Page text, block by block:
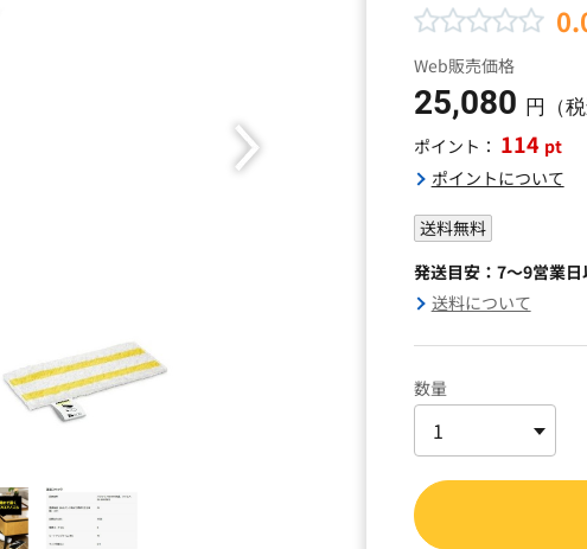
Web販売価格
25,080 円（税
ポイント： 114 pt
ポイントについて
送料無料
発送目安：7～9営業
送料について
数量